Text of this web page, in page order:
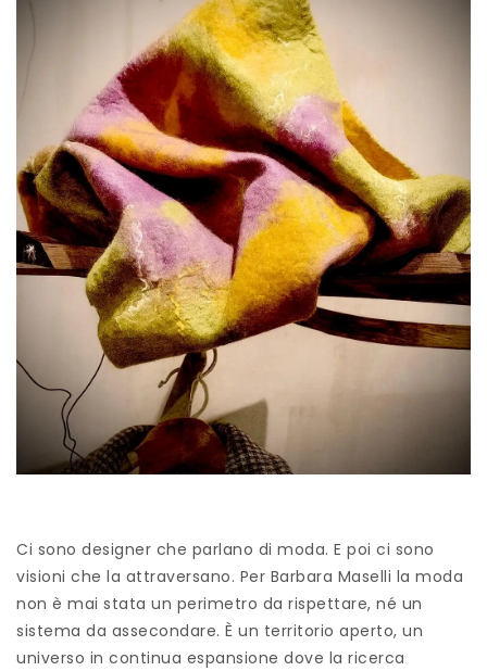
Ci sono designer che parlano di moda. E poi ci sono
visioni che la attraversano. Per Barbara Maselli la moda
non è mai stata un perimetro da rispettare, né un
sistema da assecondare. È un territorio aperto, un
universo in continua espansione dove la ricerca